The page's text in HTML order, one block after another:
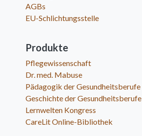
AGBs
EU-Schlichtungsstelle
Produkte
Pflegewissenschaft
Dr. med. Mabuse
Pädagogik der Gesundheitsberufe
Geschichte der Gesundheitsberufe
Lernwelten Kongress
CareLit Online-Bibliothek